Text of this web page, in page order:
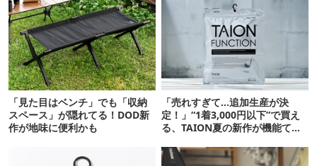
「見た目はベンチ」でも「収納
スペース」が隠れてる！DOD新
作が地味に便利かも
「売れすぎて…追加生産が決
定！」“1着3,000円以下”で買え
る、TAION夏の新作が機能てん